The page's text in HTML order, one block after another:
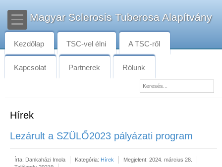
Magyar Sclerosis Tuberosa Alapítvány
Kezdőlap TSC-vel élni A TSC-ről
Kapcsolat Partnerek Rólunk
Hírek
Lezárult a SZÜLŐ2023 pályázati program
Írta: Dankaházi Imola Kategória: Hírek
Megjelent: 2024. március 28.